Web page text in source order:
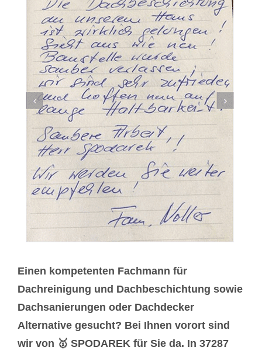
Einen kompetenten Fachmann für
Dachreinigung und Dachbeschichtung sowie
Dachsanierungen oder Dachdecker
Alternative gesucht? Bei Ihnen vorort sind
wir von 🥇 SPODAREK für Sie da. In 37287